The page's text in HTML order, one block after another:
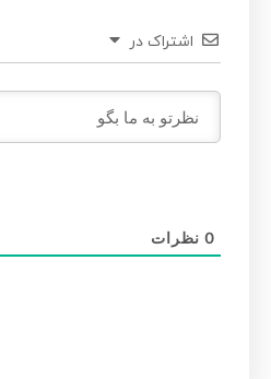
اشتراک در
0 نظرات